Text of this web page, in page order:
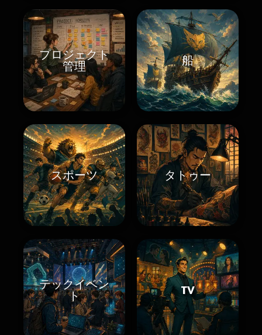
プロジェクト
管理
船
スポーツ タトゥー
テックイベン
ト
TV